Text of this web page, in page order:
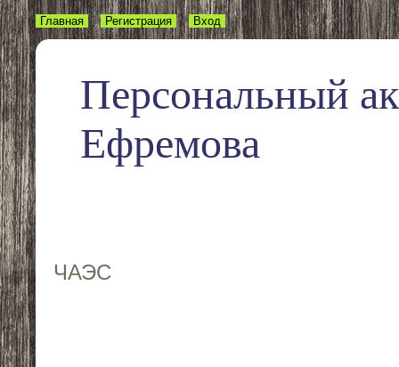
Персональный
Ефремова
Главная Регистрация Вход
ЧАЭС